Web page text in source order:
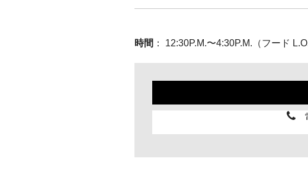
時間 ： 12:30P.M.〜4:30P.M.（フード